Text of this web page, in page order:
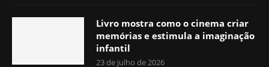
Livro mostra como o cinema criar
memórias e estimula a imaginação
infantil
23 de julho de 2026